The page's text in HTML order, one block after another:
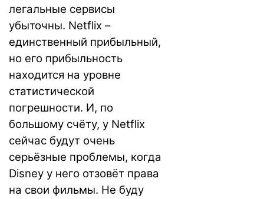
легальные сервисы
убыточны. Netflix –
единственный прибыльный,
но его прибыльность
находится на уровне
статистической
погрешности. И, по
большому счёту, у Netflix
сейчас будут очень
серьёзные проблемы, когда
Disney у него отзовёт права
на свои фильмы. Не буду